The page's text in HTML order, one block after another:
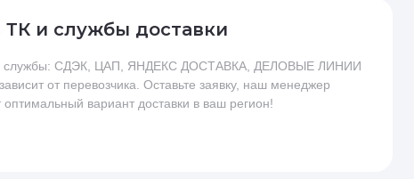
ТК и службы доставки
службы: СДЭК, ЦАП, ЯНДЕКС ДОСТАВКА, ДЕЛОВЫЕ ЛИНИИ
от перевозчика. Оставьте заявку, наш менеджер
вариант доставки в ваш регион!